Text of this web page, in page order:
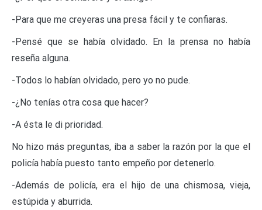
-Para que me creyeras una presa fácil y te confiaras.
-Pensé que se había olvidado. En la prensa no había
reseña alguna.
-Todos lo habían olvidado, pero yo no pude.
-¿No tenías otra cosa que hacer?
-A ésta le di prioridad.
No hizo más preguntas, iba a saber la razón por la que el
policía había puesto tanto empeño por detenerlo.
-Además de policía, era el hijo de una chismosa, vieja,
estúpida y aburrida.